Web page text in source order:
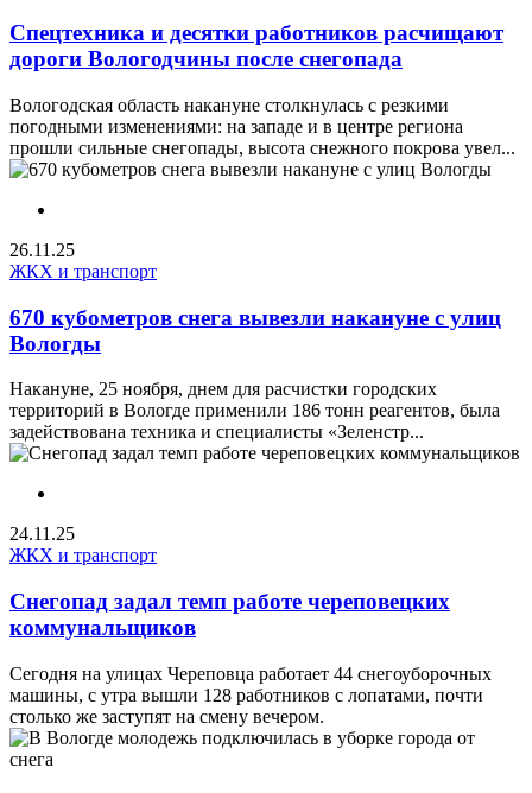
Спецтехника и десятки работников расчищают
дороги Вологодчины после снегопада
Вологодская область накануне столкнулась с резкими
погодными изменениями: на западе и в центре региона
прошли сильные снегопады, высота снежного покрова увел...
26.11.25
ЖКХ и транспорт
670 кубометров снега вывезли накануне с улиц
Вологды
Накануне, 25 ноября, днем для расчистки городских
территорий в Вологде применили 186 тонн реагентов, была
задействована техника и специалисты «Зеленстр...
24.11.25
ЖКХ и транспорт
Снегопад задал темп работе череповецких
коммунальщиков
Сегодня на улицах Череповца работает 44 снегоуборочных
машины, с утра вышли 128 работников с лопатами, почти
столько же заступят на смену вечером.